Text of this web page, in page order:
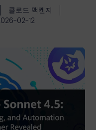
클로드 맥켄지
02-12